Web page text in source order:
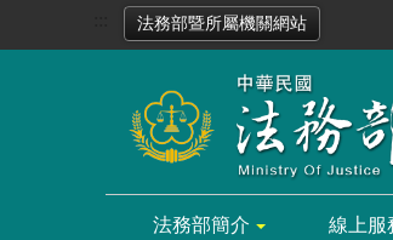
法務部暨所屬機關網站
法務部簡介 線上服